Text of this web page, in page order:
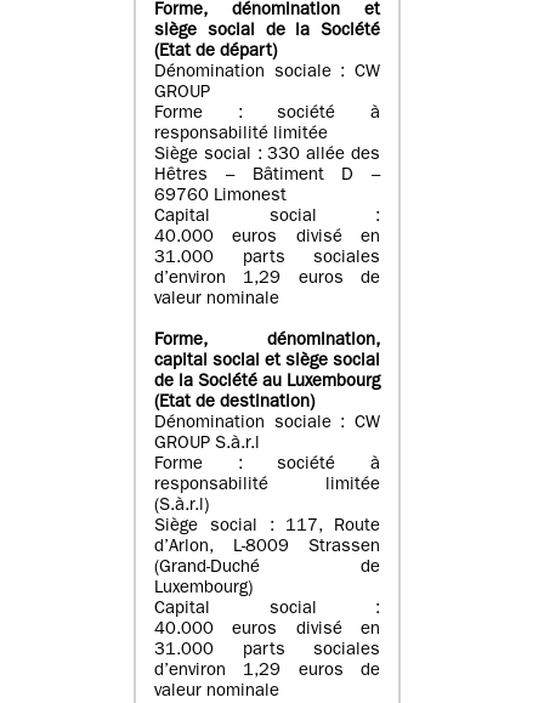
Forme, dénomination et
siège social de la Société
(Etatde départ)
Dénomination sociale : CW
GROUP
Forme : société à
responsabilité limitée
Siège social : 330 allée des
Hêtres – Bâtiment D –
69760 Limonest
Capital social :
40.000 euros divisé en
31.000 parts sociales
d’environ 1,29 euros de
valeur nominale
Forme, dénomination,
capital social et siège social
de la Société au Luxembourg
(Etat de destination)
Dénomination sociale : CW
GROUP S.à.r.l
Forme : société à
responsabilité limitée
(S.à.r.l)
Siège social : 117, Route
d’Arlon, L-8009 Strassen
(Grand-Duché de
Luxembourg)
Capital social :
40.000 euros divisé en
31.000 parts sociales
d’environ 1,29 euros de
valeur nominale